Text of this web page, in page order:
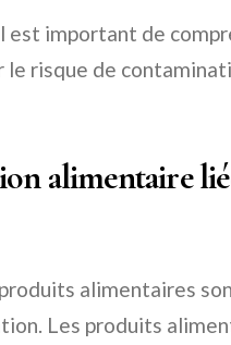
est important de
le risque de
alimentaire
alimentaires
Les produits